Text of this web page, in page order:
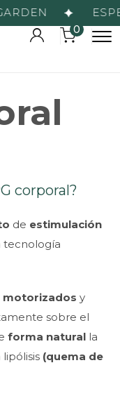
0
corporal?
de estimulación
tecnología
motorizados y
sobre el
forma natural la
(quema de